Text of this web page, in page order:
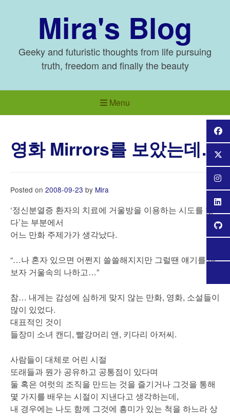
Mira's Blog
Geeky and futuristic thoughts from life pursuing
truth, freedom and finally the beauty
Menu
영화 Mirrors를 보았는데…
Posted on 2008-09-23 by Mira
‘정신분열증 환자의 치료에 거울방을 이용하는 시도를 했
다’는 부분에서
어느 만화 주제가가 생각났다.
“…나 혼자 있으면 어쩐지 쓸쓸해지지만 그럴땐 얘기를 해
보자 거울속의 나하고…”
참… 내게는 감성에 심하게 맞지 않는 만화, 영화, 소설들이
많이 있었다.
대표적인 것이
들장미 소녀 캔디, 빨강머리 앤, 키다리 아저씨.
사람들이 대체로 어린 시절
또래들과 뭔가 공유하고 공통점이 있다며
둘 혹은 여럿의 조직을 만드는 것을 즐기거나 그것을 통해
몇 가지를 배우는 시절이 지낸다고 생각하는데,
내 경우에는 나도 함께 그것에 흥미가 있는 척을 하느라 상